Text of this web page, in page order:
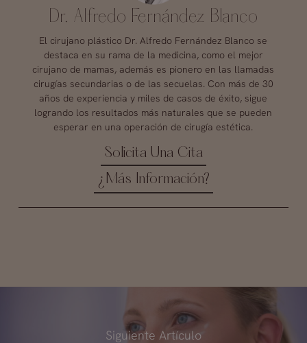
Dr. Alfredo Fernández Blanco
El cirujano plástico Dr. Alfredo Fernández Blanco se
destaca en su rama de la medicina, como el mejor
cirujano de mamas, además es pionero en las llamadas
cirugías secundarias o de las secuelas. Con más de 30
años de experiencia y miles de casos de éxito, sigue
logrando los resultados más naturales que se pueden
esperar en una operación de cirugía estética.
Solicita Una Cita
¿Más Información?
Siguiente Artículo